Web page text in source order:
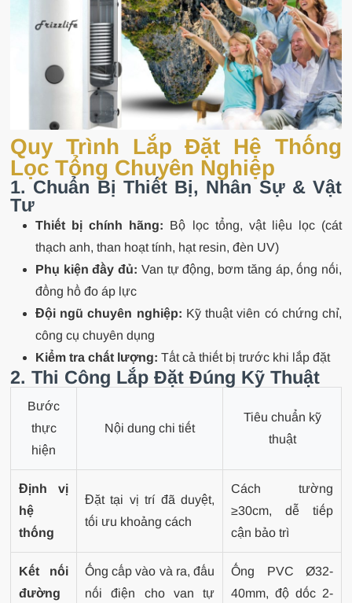
Quy Trình Lắp Đặt Hệ Thống
Lọc Tổng Chuyên Nghiệp
1. Chuẩn Bị Thiết Bị, Nhân Sự & Vật
Tư
Thiết bị chính hãng: Bộ lọc tổng, vật liệu lọc (cát
thạch anh, than hoạt tính, hạt resin, đèn UV)
Phụ kiện đầy đủ: Van tự động, bơm tăng áp, ống nối,
đồng hồ đo áp lực
Đội ngũ chuyên nghiệp: Kỹ thuật viên có chứng chỉ,
công cụ chuyên dụng
Kiểm tra chất lượng: Tất cả thiết bị trước khi lắp đặt
2. Thi Công Lắp Đặt Đúng Kỹ Thuật
Bước
thực
hiện
Nội dung chi tiết
Tiêu chuẩn kỹ
thuật
Định vị
hệ
thống
Đặt tại vị trí đã duyệt,
tối ưu khoảng cách
Cách tường
≥30cm, dễ tiếp
cận bảo trì
Kết nối
đường
Ống cấp vào và ra, đấu
nối điện cho van tự
Ống PVC Ø32-
40mm, độ dốc 2-